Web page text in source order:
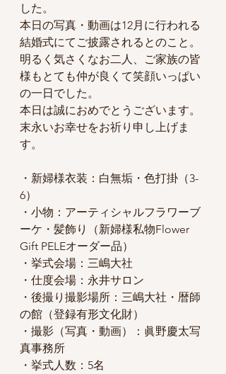
した。
本日の写真・動画は12月に行われる
結婚式にてご披露されるとのこと。
明るく気さくなお二人、ご家族の皆
様もとても仲が良くて笑顔いっぱい
の一日でした。
本日は誠におめでとうございます。
末永いお幸せをお祈り申し上げま
す。
・新婦様衣装：白無垢・色打掛（3-
6）
・小物：アーティシャルフラワーブ
ーケ・髪飾り（新婦様私物Flower
Gift PELEオーダー品）
・挙式会場：三嶋大社
・仕度会場：永井サロン
・後撮り撮影場所：三嶋大社・暦師
の館（登録有形文化財）
・撮影（写真・動画）：眞野慶太写
真事務所
・挙式人数：5名